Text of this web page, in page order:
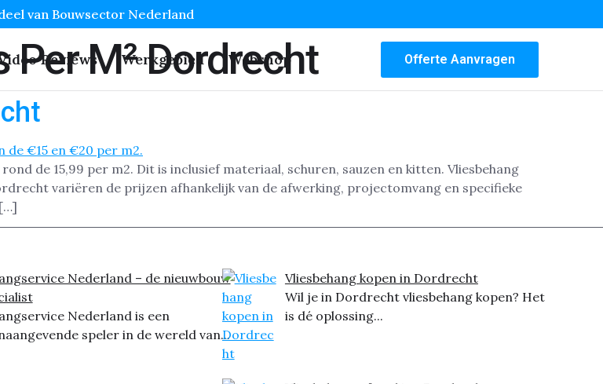
van Bouwsector Nederland
Reviews Werkgebied Webshop Offerte Aanvragen
M² Dordrecht
de 15,99 per m2. Dit is inclusief materiaal, schuren, sauzen en kitten. Vliesbehang
variëren de prijzen afhankelijk van de afwerking, projectomvang en specifieke
Nederland – de nieuwbouw
Nederland is een
speler in de wereld van...
Vliesbehang kopen in Dordrecht
Wil je in Dordrecht vliesbehang kopen? Het
is dé oplossing...